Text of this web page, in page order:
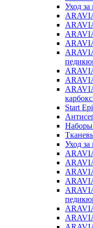
Уход
Start
Уход